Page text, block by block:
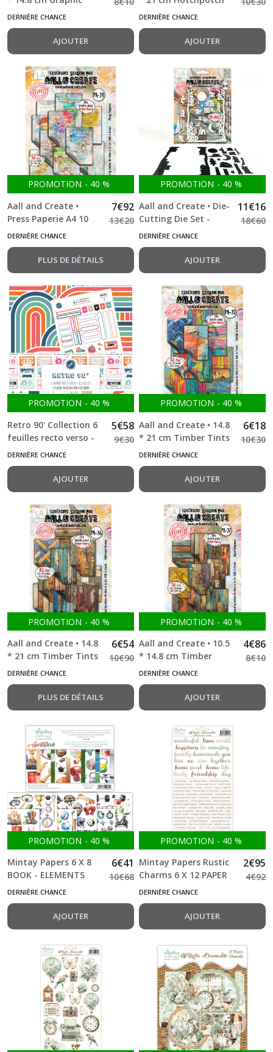
Grace A6 10 feuilles
double face
DERNIÈRE CHANCE
AJOUTER
A5 10 feuilles double
face
DERNIÈRE CHANCE
AJOUTER
PROMOTION - 40 %
Aall and Create •
Press Paperie A4 10
feuilles double face
7€92
13€20
DERNIÈRE CHANCE
PLUS DE DÉTAILS
PROMOTION - 40 %
Aall and Create • Die-
Cutting Die Set -
House Huddle
11€16
18€60
DERNIÈRE CHANCE
AJOUTER
PROMOTION - 40 %
Retro 90' Collection 6
feuilles recto verso -
Mes Ptits Ciseaux 30.5
5€58
9€30
DERNIÈRE CHANCE
AJOUTER
PROMOTION - 40 %
Aall and Create • 14.8
* 21 cm Timber Tints
A5 Bright & Broken 10
6€18
10€30
DERNIÈRE CHANCE
AJOUTER
PROMOTION - 40 %
Aall and Create • 14.8
* 21 cm Timber Tints
A5 Distressed Dreams
10 feuilles double
6€54
10€90
DERNIÈRE CHANCE
PLUS DE DÉTAILS
PROMOTION - 40 %
Aall and Create • 10.5
* 14.8 cm Timber
Tints A6 Aged
Elegance 10 feuilles
double face
4€86
8€10
DERNIÈRE CHANCE
AJOUTER
PROMOTION - 40 %
Mintay Papers 6 X 8
BOOK - ELEMENTS
FOR PRECISE CUTTING
- SPORTS
6€41
10€68
DERNIÈRE CHANCE
AJOUTER
PROMOTION - 40 %
Mintay Papers Rustic
Charms 6 X 12 PAPER
STICKERS - RUSTIC
CHARMS - WORDS
2€95
4€92
DERNIÈRE CHANCE
AJOUTER